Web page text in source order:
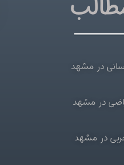
در مشهد
در مشهد
در مشهد